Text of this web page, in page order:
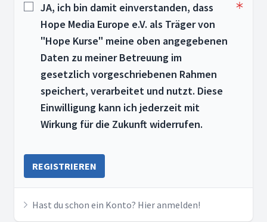
JA, ich bin damit einverstanden, dass
Hope Media Europe e.V. als Träger von
"Hope Kurse" meine oben angegebenen
Daten zu meiner Betreuung im
gesetzlich vorgeschriebenen Rahmen
speichert, verarbeitet und nutzt. Diese
Einwilligung kann ich jederzeit mit
Wirkung für die Zukunft widerrufen.
REGISTRIEREN
Hast du schon ein Konto? Hier anmelden!